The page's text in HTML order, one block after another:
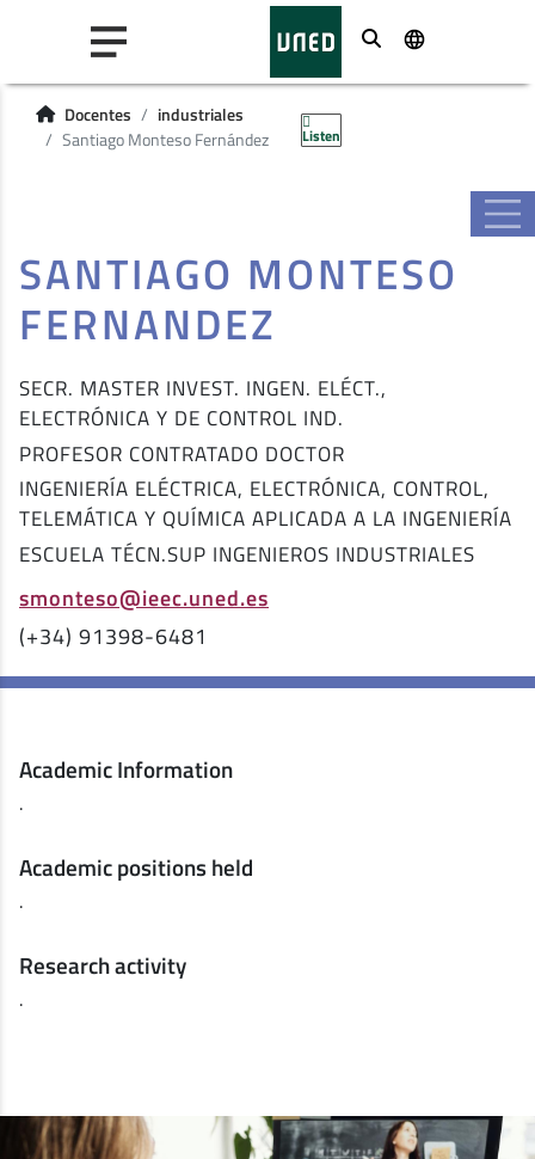
Buscar
Docentes
industriales
Santiago Monteso Fernández
Listen
SANTIAGO MONTESO
FERNANDEZ
SECR. MASTER INVEST. INGEN. ELÉCT.,
ELECTRÓNICA Y DE CONTROL IND.
PROFESOR CONTRATADO DOCTOR
INGENIERÍA ELÉCTRICA, ELECTRÓNICA, CONTROL,
TELEMÁTICA Y QUÍMICA APLICADA A LA INGENIERÍA
ESCUELA TÉCN.SUP INGENIEROS INDUSTRIALES
smonteso@ieec.uned.es
(+34) 91398-6481
Academic Information
.
Academic positions held
.
Research activity
.